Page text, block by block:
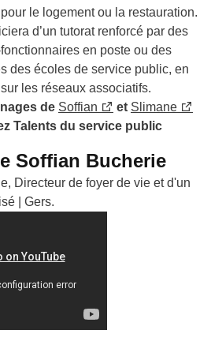
le logement ou la restauration.
d’un tutorat renforcé par des
en poste ou des
des écoles de service public, en
les réseaux associatifs.
de Soffian et Slimane
Talents du service public
Soffian Bucherie
Directeur de foyer de vie et d'un
| Gers.